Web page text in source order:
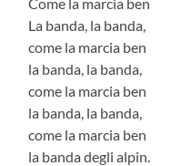
La banda, la banda,
come la marcia ben
la banda, la banda,
come la marcia ben
la banda, la banda,
come la marcia ben
la banda degli alpin.